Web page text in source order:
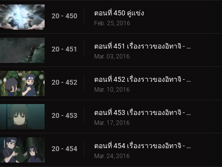
20 - 450 ตอนที่ 450 คู่แข่ง
Feb. 25, 2016
20 - 451 ตอนที่ 451 เรื่องราวของอิทาจิ - แสงสว่างและความมืด: การเกิดและการตาย
Mar. 03, 2016
20 - 452 ตอนที่ 452 เรื่องราวของอิทาจิ - แสงสว่างและความมืด: อัจฉริยะ
Mar. 10, 2016
20 - 453 ตอนที่ 453 เรื่องราวของอิทาจิ - แสงสว่างและความมืด: ความเจ็บปวดของชีวิต
Mar. 17, 2016
20 - 454 ตอนที่ 454 เรื่องราวของอิทาจิ - แสงสว่างและความมืด: คำขอร้องของชิซุย
Mar. 24, 2016